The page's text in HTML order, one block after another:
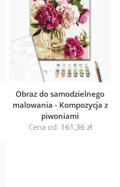
Obraz do samodzielnego
malowania - Kompozycja z
piwoniami
Cena od: 161,36 zł